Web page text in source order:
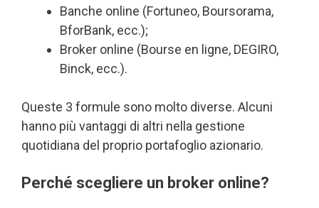
Banche online (Fortuneo, Boursorama,
BforBank, ecc.);
Broker online (Bourse en ligne, DEGIRO,
Binck, ecc.).
Queste 3 formule sono molto diverse. Alcuni
hanno più vantaggi di altri nella gestione
quotidiana del proprio portafoglio azionario.
Perché scegliere un broker online?